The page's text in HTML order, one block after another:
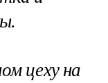
цеху на